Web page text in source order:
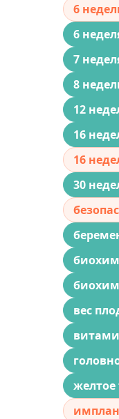
6
6
7
8
12
16
16
30
вес
желтое